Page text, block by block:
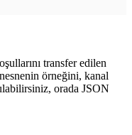
transfer edilen
örneğini, kanal
orada JSON